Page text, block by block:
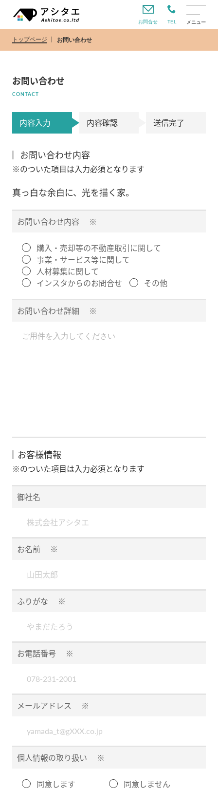
お問合せ TEL メニュー
トップページ お問い合わせ
お問い合わせ
CONTACT
内容入力 内容確認 送信完了
お問い合わせ内容
※のついた項目は入力必須となります
真っ白な余白に、光を描く家。
お問い合わせ内容 ※
購入・売却等の不動産取引に関して
事業・サービス等に関して
人材募集に関して
インスタからのお問合せ
その他
お問い合わせ詳細 ※
お客様情報
※のついた項目は入力必須となります
御社名
お名前 ※
ふりがな ※
お電話番号 ※
メールアドレス ※
個人情報の取り扱い ※
同意します 同意しません